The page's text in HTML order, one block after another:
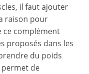
il faut ajouter
raison pour
ce complément
proposés dans les
du poids
de